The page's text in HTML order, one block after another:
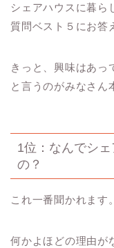
シェアハウスに暮ら
質問ベスト５にお答
きっと、興味はあ
と言うのがみなさん
1位：なんでシ
の？
これ一番聞かれます。
何かよほどの理由が